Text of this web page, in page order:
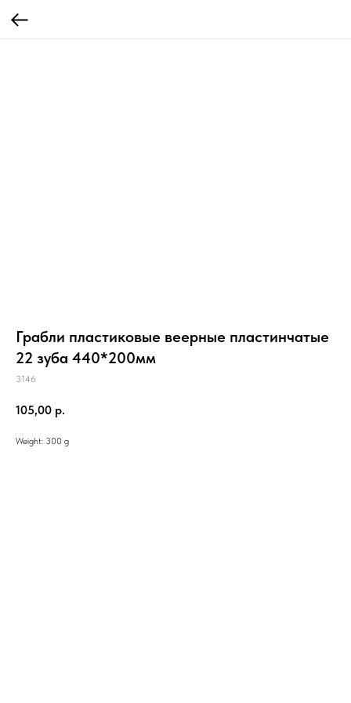
Грабли пластиковые веерные пластинчатые
22 зуба 440*200мм
3146
105,00 р.
Weight: 300 g